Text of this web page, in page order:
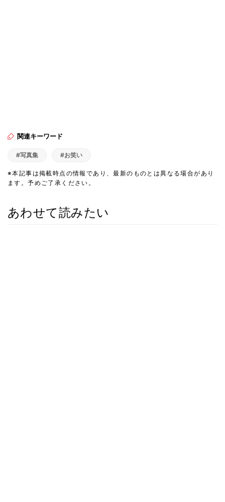
関連キーワード
#写真集 #お笑い
※本記事は掲載時点の情報であり、最新のものとは異なる場合があり
ます。予めご了承ください。
あわせて読みたい